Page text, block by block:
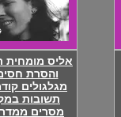
אליס מומחית
והסרת
מגלגולים
תשובות
מסרים